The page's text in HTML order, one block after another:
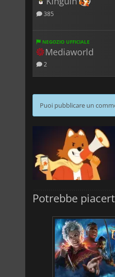
385
NEGOZIO UFFICIALE
Mediaworld
2
Puoi pubblicare un
Potrebbe